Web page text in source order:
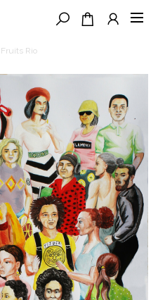
Fruits Rio